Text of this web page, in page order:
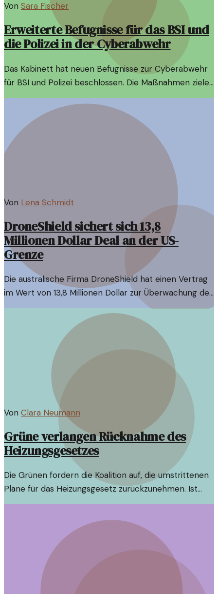
Von Sara Fischer
Erweiterte Befugnisse für das BSI und
die Polizei in der Cyberabwehr
Das Kabinett hat neuen Befugnisse zur Cyberabwehr
für BSI und Polizei beschlossen. Die Maßnahmen zielen
darauf ab, digitale Angriffe effektiver abzuwehren und
die Sicherheit zu erhöhen.
Von Lena Schmidt
DroneShield sichert sich 13,8
Millionen Dollar Deal an der US-
Grenze
Die australische Firma DroneShield hat einen Vertrag
im Wert von 13,8 Millionen Dollar zur Überwachung der
US-Grenze erhalten. Experten erörtern die politischen
Von Clara Neumann
Grüne verlangen Rücknahme des
Heizungsgesetzes
Die Grünen fordern die Koalition auf, die umstrittenen
Pläne für das Heizungsgesetz zurückzunehmen. Ist
dies der richtige Schritt in der aktuellen Debatte?